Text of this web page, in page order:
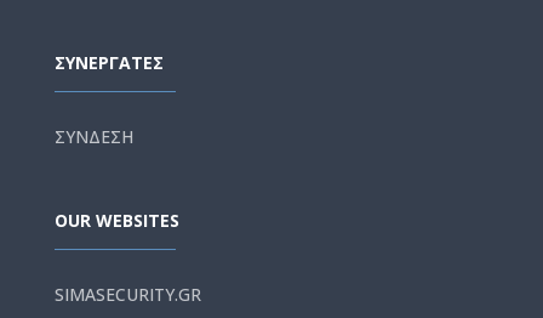
ΣΥΝΕΡΓΑΤΕΣ
ΣΥΝΔΕΣΗ
OUR WEBSITES
SIMASECURITY.GR